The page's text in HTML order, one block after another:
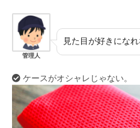
管理人
見た目が好きにな
ケースがオシャレじゃない。